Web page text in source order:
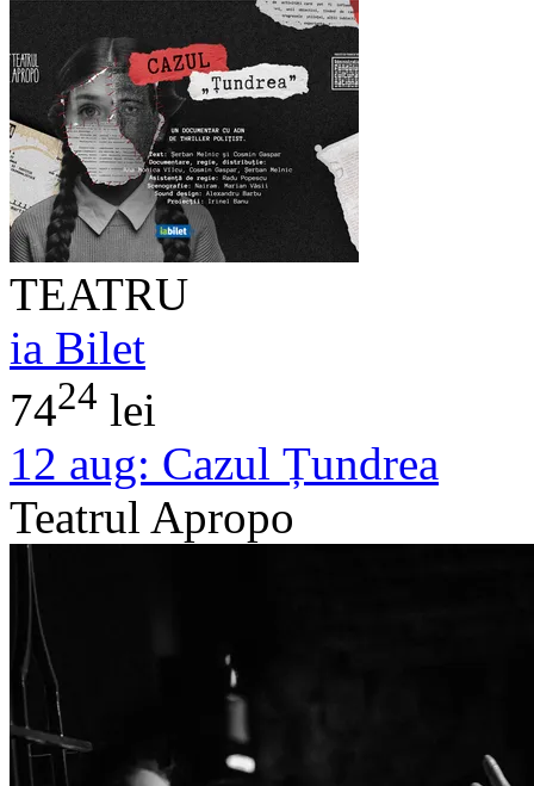
TEATRU
ia Bilet
7424 lei
12 aug: Cazul Țundrea
Teatrul Apropo